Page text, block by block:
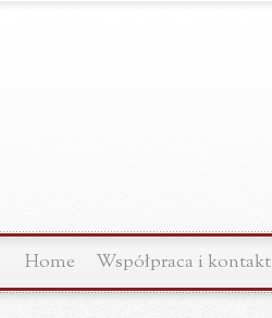
Home Współpraca i kontakt